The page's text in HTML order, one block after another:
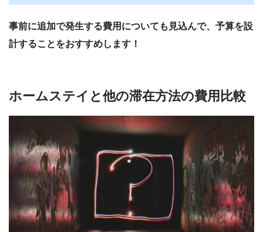
事前に追加で発生する費用についても見込んで、予算を設
計することをおすすめします！
ホームステイと他の滞在方法の費用比較